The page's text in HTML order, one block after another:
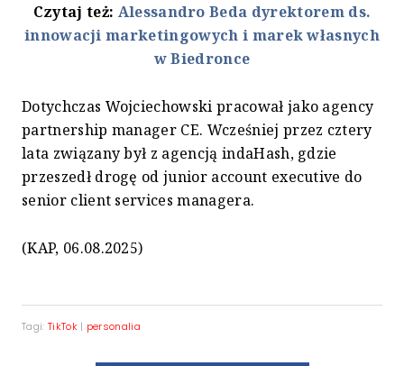
Czytaj też: Alessandro Beda dyrektorem ds.
innowacji marketingowych i marek własnych
w Biedronce
Dotychczas Wojciechowski pracował jako agency
partnership manager CE. Wcześniej przez cztery
lata związany był z agencją indaHash, gdzie
przeszedł drogę od junior account executive do
senior client services managera.
(KAP, 06.08.2025)
Tagi: TikTok | personalia